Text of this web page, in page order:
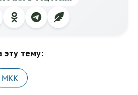
эту тему:
МКК